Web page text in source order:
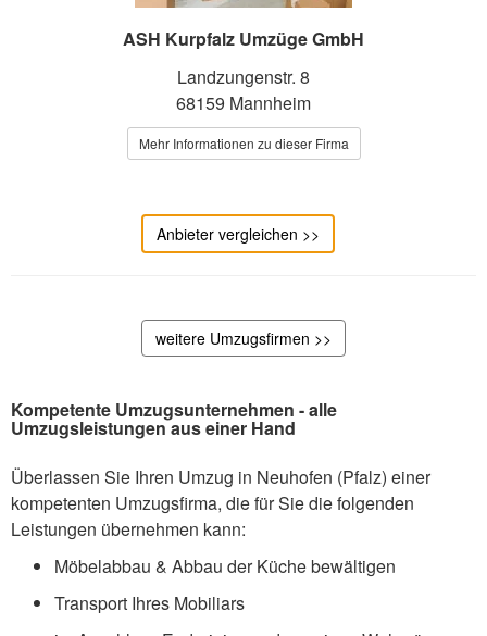
ASH Kurpfalz Umzüge GmbH
Landzungenstr. 8
68159 Mannheim
Mehr Informationen zu dieser Firma
Anbieter vergleichen >>
weitere Umzugsfirmen >>
Kompetente Umzugsunternehmen - alle
Umzugsleistungen aus einer Hand
Überlassen Sie Ihren Umzug in Neuhofen (Pfalz) einer
kompetenten Umzugsfirma, die für Sie die folgenden
Leistungen übernehmen kann:
Möbelabbau & Abbau der Küche bewältigen
Transport Ihres Mobiliars